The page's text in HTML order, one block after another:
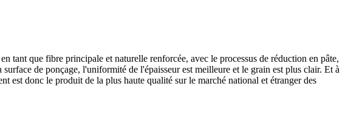
tant que fibre principale et naturelle renforcée, avec le processus de réduction en pâte,
de ponçage, l'uniformité de l'épaisseur est meilleure et le grain est plus clair. Et à
est donc le produit de la plus haute qualité sur le marché national et étranger des